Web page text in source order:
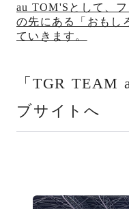
au TOM'Sとして、
の先にある「おもし
ていきます。
「TGR TEAM
ブサイトへ